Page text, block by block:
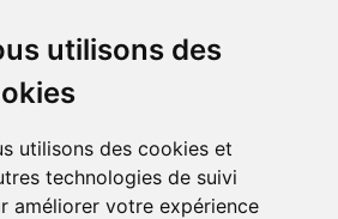
utilisons des
utilisons des cookies et
technologies de suivi
améliorer votre expérience
32 725 03 03
05 05